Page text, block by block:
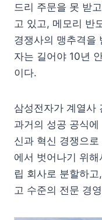
드리 주문을 못 받
고 있고, 메모리 반
경쟁사의 맹추격을
자는 길어야 10년
이다.
삼성전자가 계열사
과거의 성공 공식
신과 혁신 경쟁으
에서 벗어나기 위
립 회사로 분할하
고 수준의 전문 경